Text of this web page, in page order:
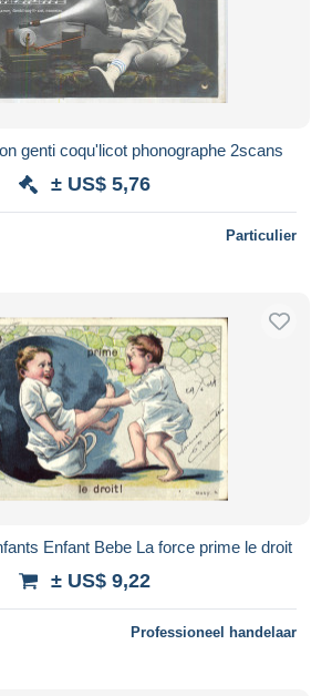
genti coqu'licot phonographe 2scans
± US$ 5,76
Particulier
Enfant Bebe La force prime le droit
± US$ 9,22
Professioneel handelaar